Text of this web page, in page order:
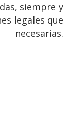
siempre y
legales que